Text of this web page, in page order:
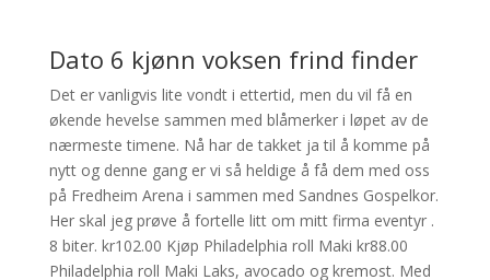
Dato 6 kjønn voksen frind finder
Det er vanligvis lite vondt i ettertid, men du vil få en
økende hevelse sammen med blåmerker i løpet av de
nærmeste timene. Nå har de takket ja til å komme på
nytt og denne gang er vi så heldige å få dem med oss
på Fredheim Arena i sammen med Sandnes Gospelkor.
Her skal jeg prøve å fortelle litt om mitt firma eventyr .
8 biter. kr102.00 Kjøp Philadelphia roll Maki kr88.00
Philadelphia roll Maki Laks, avocado og kremost. Med